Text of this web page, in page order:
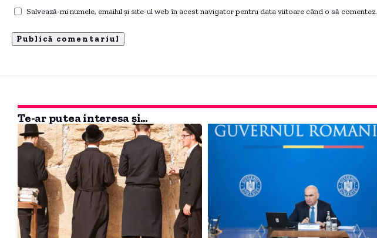
Salvează-mi numele, emailul și site-ul web în acest navigator pentru data viitoare când o să comentez.
Te-ar putea interesa și...